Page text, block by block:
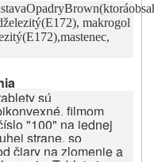
OpadryBrown(ktorá
železitý(E172), makrogol
(E172),mastenec,
sú
filmom
"100" na jednej
strane, so
čiary na zlomenie a